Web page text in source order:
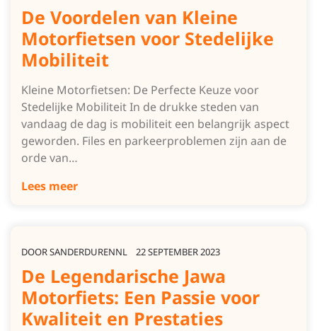
De Voordelen van Kleine
Motorfietsen voor Stedelijke
Mobiliteit
Kleine Motorfietsen: De Perfecte Keuze voor
Stedelijke Mobiliteit In de drukke steden van
vandaag de dag is mobiliteit een belangrijk aspect
geworden. Files en parkeerproblemen zijn aan de
orde van…
Lees meer
DOORSANDERDURENNL 22 SEPTEMBER 2023
De Legendarische Jawa
Motorfiets: Een Passie voor
Kwaliteit en Prestaties